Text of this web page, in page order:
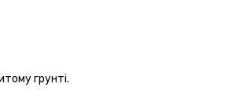
грунті.